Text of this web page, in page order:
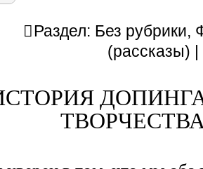
Раздел: Без рубрики,
(рассказы) |
ТВОРЧЕСТВА